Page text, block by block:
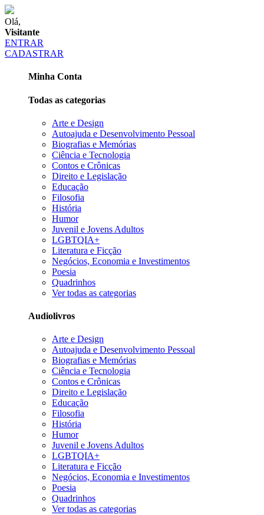
Olá,
Visitante
ENTRAR
CADASTRAR
Minha Conta
Todas as categorias
Arte e Design
Autoajuda e Desenvolvimento Pessoal
Biografias e Memórias
Ciência e Tecnologia
Contos e Crônicas
Direito e Legislação
Educação
Filosofia
História
Humor
Juvenil e Jovens Adultos
LGBTQIA+
Literatura e Ficção
Negócios, Economia e Investimentos
Poesia
Quadrinhos
Ver todas as categorias
Audiolivros
Arte e Design
Autoajuda e Desenvolvimento Pessoal
Biografias e Memórias
Ciência e Tecnologia
Contos e Crônicas
Direito e Legislação
Educação
Filosofia
História
Humor
Juvenil e Jovens Adultos
LGBTQIA+
Literatura e Ficção
Negócios, Economia e Investimentos
Poesia
Quadrinhos
Ver todas as categorias